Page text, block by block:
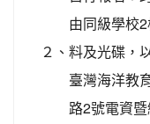
２、
由同級學校
料及光碟，
臺灣海洋教
路2號電資